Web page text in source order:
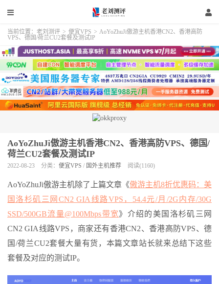
当前位置： 老刘测评 > 便宜VPS > AoYoZhuJi傲游主机香港CN2、香港高防
VPS、德国/荷兰CU2套餐及测试IP
AoYoZhuJi傲游主机香港CN2、香港高防VPS、德国/
荷兰CU2套餐及测试IP
2022-08-23 分类： 便宜VPS / 国外主机推荐 阅读(1160)
AoYoZhuJi傲游主机除了上篇文章《傲游主机8折优惠码：美
国洛杉矶三网CN2 GIA线路VPS，54.4元/月/2G内存/30G
SSD/500GB流量@100Mbps带宽》介绍的美国洛杉矶三网
CN2 GIA线路VPS，商家还有香港CN2、香港高防VPS、德
国/荷兰CU2套餐大量有货，本篇文章站长就来总结下这些
套餐及对应的测试IP。